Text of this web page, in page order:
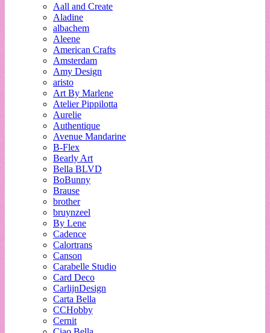
Aall and Create
Aladine
albachem
Aleene
American Crafts
Amsterdam
Amy Design
aristo
Art By Marlene
Atelier Pippilotta
Aurelie
Authentique
Avenue Mandarine
B-Flex
Bearly Art
Bella BLVD
BoBunny
Brause
brother
bruynzeel
By Lene
Cadence
Calortrans
Canson
Carabelle Studio
Card Deco
CarlijnDesign
Carta Bella
CCHobby
Cernit